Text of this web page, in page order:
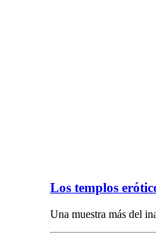
Los templos
Una muestra más del